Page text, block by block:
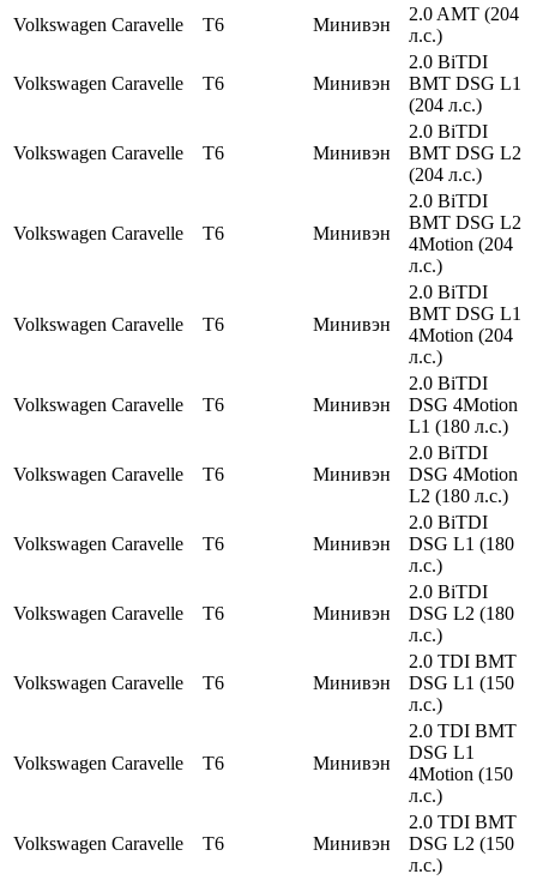
Volkswagen Caravelle T6 Минивэн
2.0 AMT (204
л.с.)
Volkswagen Caravelle T6 Минивэн
2.0 BiTDI
BMT DSG L1
(204 л.с.)
Volkswagen Caravelle T6 Минивэн
2.0 BiTDI
BMT DSG L2
(204 л.с.)
Volkswagen Caravelle T6 Минивэн
2.0 BiTDI
BMT DSG L2
4Motion (204
л.с.)
Volkswagen Caravelle T6 Минивэн
2.0 BiTDI
BMT DSG L1
4Motion (204
л.с.)
Volkswagen Caravelle T6 Минивэн
2.0 BiTDI
DSG 4Motion
L1 (180 л.с.)
Volkswagen Caravelle T6 Минивэн
2.0 BiTDI
DSG 4Motion
L2 (180 л.с.)
Volkswagen Caravelle T6 Минивэн
2.0 BiTDI
DSG L1 (180
л.с.)
Volkswagen Caravelle T6 Минивэн
2.0 BiTDI
DSG L2 (180
л.с.)
Volkswagen Caravelle T6 Минивэн
2.0 TDI BMT
DSG L1 (150
л.с.)
Volkswagen Caravelle T6 Минивэн
2.0 TDI BMT
DSG L1
4Motion (150
л.с.)
Volkswagen Caravelle T6 Минивэн
2.0 TDI BMT
DSG L2 (150
л.с.)